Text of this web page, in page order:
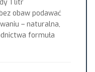
1 litr
obaw podawać
– naturalna,
formuła